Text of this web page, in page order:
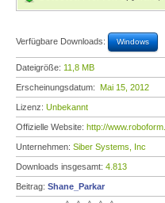
Verfügbare Downloads: Windows
Dateigröße: 11,8 MB
Erscheinungsdatum: Mai 15, 2012
Lizenz: Unbekannt
Offizielle Website: http://
Unternehmen: Siber Systems, Inc
Downloads insgesamt: 4.813
Beitrag: Shane_Parkar